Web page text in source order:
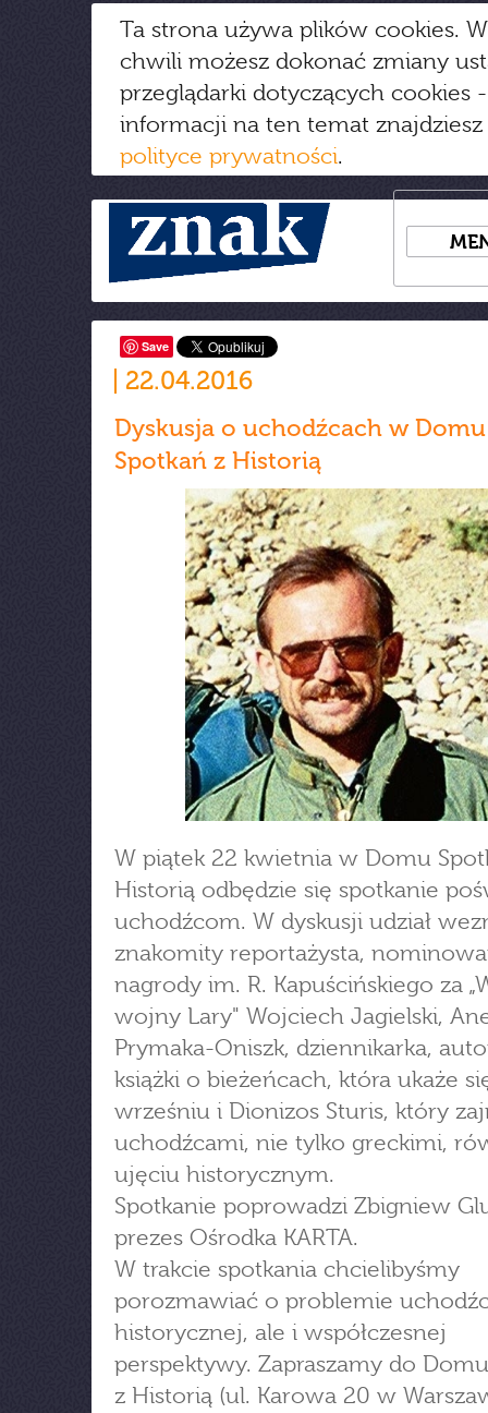
Ta strona używa plików cookies.
chwili możesz dokonać zmiany
przeglądarki dotyczących cookies
informacji na ten temat
polityce prywatności.
Save
22.04.2016
Dyskusja o uchodźcach w Domu
Spotkań z Historią
W piątek 22 kwietnia w Domu
Historią odbędzie się spotkanie
uchodźcom. W dyskusji udział
znakomity reportażysta,
nagrody im. R. Kapuścińskiego za
wojny Lary" Wojciech Jagielski,
Prymaka-Oniszk, dziennikarka,
książki o bieżeńcach, która ukaże
wrześniu i Dionizos Sturis, który
uchodźcami, nie tylko greckimi,
ujęciu historycznym.
Spotkanie poprowadzi Zbigniew
prezes Ośrodka KARTA.
W trakcie spotkania chcielibyśmy
porozmawiać o problemie
historycznej, ale i współczesnej
perspektywy. Zapraszamy do
z Historią (ul. Karowa 20 w